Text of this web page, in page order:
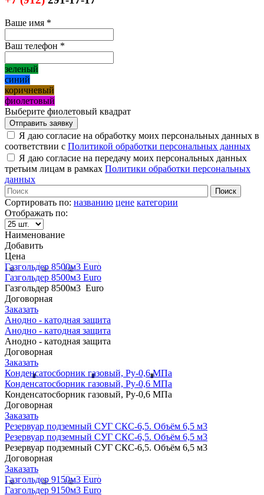
Ваше имя *
Ваш телефон *
зеленый
синий
коричневый
фиолетовый
Выберите фиолетовый квадрат
Я даю согласие на обработку моих персональных данных в
соответствии с Политикой обработки персональных данных
Я даю согласие на передачу моих персональных данных
третьим лицам в рамках Политики обработки персональных
данных
Сортировать по: названию цене категории
Отображать по:
Наименование
Добавить
Цена
Газгольдер 8500м3 Euro
Газгольдер 8500м3 Euro
Газгольдер 8500м3 Euro
Договорная
Заказать
Анодно - катодная защита
Анодно - катодная защита
Анодно - катодная защита
Договорная
Заказать
Конденсатосборник газовый, Ру-0,6 МПа
Конденсатосборник газовый, Ру-0,6 МПа
Конденсатосборник газовый, Ру-0,6 МПа
Договорная
Заказать
Резервуар подземный СУГ СКС-6,5. Объём 6,5 м3
Резервуар подземный СУГ СКС-6,5. Объём 6,5 м3
Резервуар подземный СУГ СКС-6,5. Объём 6,5 м3
Договорная
Заказать
Газгольдер 9150м3 Euro
Газгольдер 9150м3 Euro